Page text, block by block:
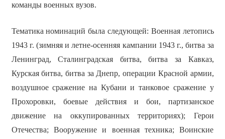
команды военных вузов.
Тематика номинаций была следующей: Военная летопись
1943 г. (зимняя и летне-осенняя кампании 1943 г., битва за
Ленинград, Сталинградская битва, битва за Кавказ,
Курская битва, битва за Днепр, операции Красной армии,
воздушное сражение на Кубани и танковое сражение у
Прохоровки, боевые действия и бои, партизанское
движение на оккупированных территориях); Герои
Отечества; Вооружение и военная техника; Воинские